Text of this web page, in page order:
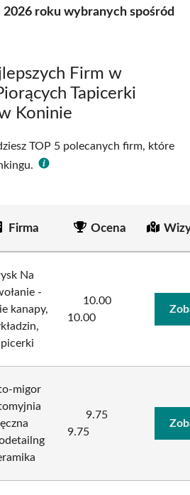
roku wybranych spośród
Firm w
Tapicerki
Koninie
TOP 5 polecanych firm, które
Firma Ocena
Na
-
kanapy,
10.00
10.00
migor
9.75
9.75